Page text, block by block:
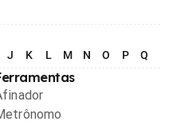
J K L M N O P Q